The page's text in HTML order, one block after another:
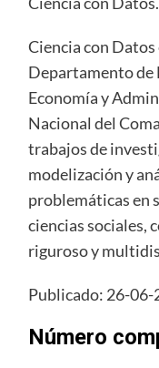
Ciencia con
Departamento de
Economía y
Nacional del
trabajos de
modelización y
problemáticas en
ciencias sociales,
riguroso y
Publicado: 26-06-
Número